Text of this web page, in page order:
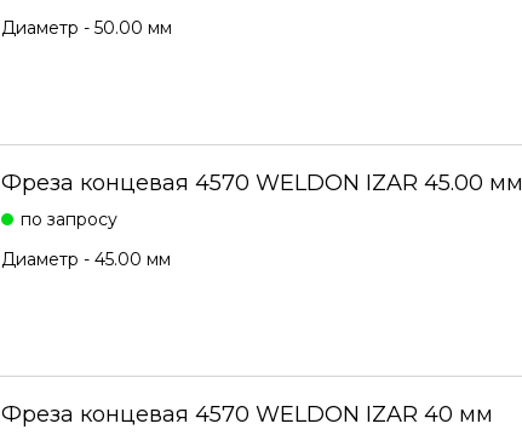
Диаметр - 50.00 мм
Фреза концевая 4570 WELDON IZAR 45.00 мм
по запросу
Диаметр - 45.00 мм
Фреза концевая 4570 WELDON IZAR 40 мм